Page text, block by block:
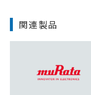
関連製品